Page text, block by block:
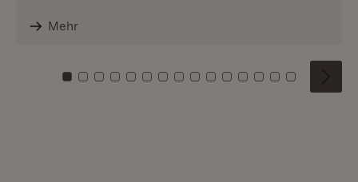
Mehr
Zu Kachel: 0
Zu Kachel: 1
Zu Kachel: 2
Zu Kachel: 3
Zu Kachel: 4
Zu Kachel: 5
Zu Kachel: 6
Zu Kachel: 7
Zu Kachel: 8
Zu Kachel: 9
Zu Kachel: 10
Zu Kachel: 11
Zu Kachel: 12
Zu Kachel:
Zu